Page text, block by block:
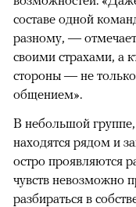
составе одной
разному, —
своими страхами, а
стороны — не
общением».
В небольшой
находятся рядом и
остро проявляются
чувств невозможно
разбираться в